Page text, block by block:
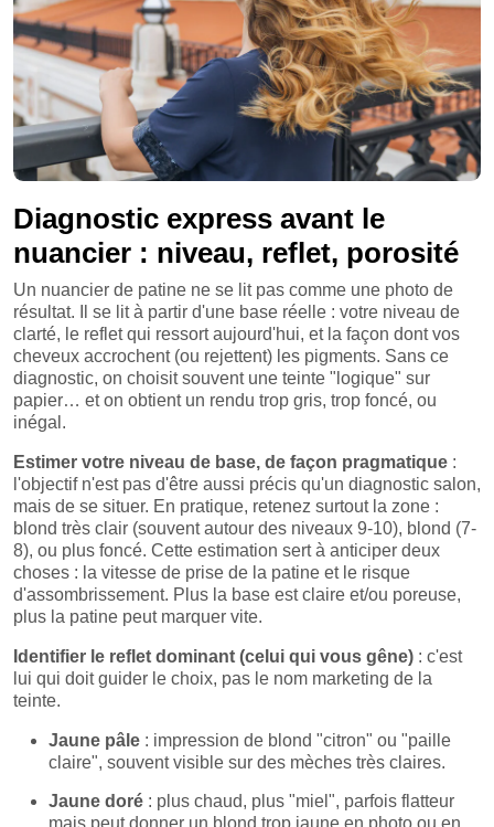
Diagnostic express avant le
nuancier : niveau, reflet, porosité
Un nuancier de patine ne se lit pas comme une photo de
résultat. Il se lit à partir d'une base réelle : votre niveau de
clarté, le reflet qui ressort aujourd'hui, et la façon dont vos
cheveux accrochent (ou rejettent) les pigments. Sans ce
diagnostic, on choisit souvent une teinte "logique" sur
papier… et on obtient un rendu trop gris, trop foncé, ou
inégal.
Estimer votre niveau de base, de façon pragmatique :
l'objectif n'est pas d'être aussi précis qu'un diagnostic salon,
mais de se situer. En pratique, retenez surtout la zone :
blond très clair (souvent autour des niveaux 9-10), blond (7-
8), ou plus foncé. Cette estimation sert à anticiper deux
choses : la vitesse de prise de la patine et le risque
d'assombrissement. Plus la base est claire et/ou poreuse,
plus la patine peut marquer vite.
Identifier le reflet dominant (celui qui vous gêne) : c'est
lui qui doit guider le choix, pas le nom marketing de la
teinte.
Jaune pâle : impression de blond "citron" ou "paille
claire", souvent visible sur des mèches très claires.
Jaune doré : plus chaud, plus "miel", parfois flatteur
mais peut donner un blond trop jaune en photo ou en